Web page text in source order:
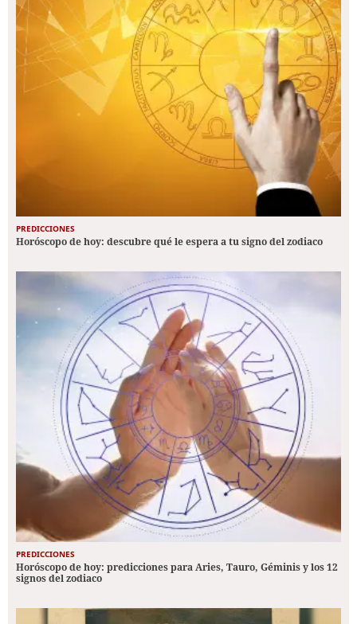
PREDICCIONES
Horóscopo de hoy: descubre qué le espera a tu signo del zodiaco
PREDICCIONES
Horóscopo de hoy: predicciones para Aries, Tauro, Géminis y los 12
signos del zodiaco